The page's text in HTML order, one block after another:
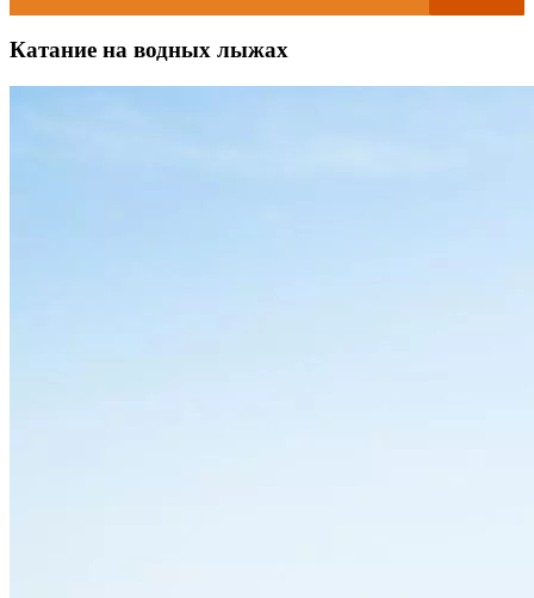
Катание на водных лыжах